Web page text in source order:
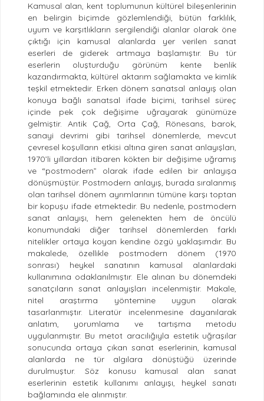
Kamusal alan, kent toplumunun kültürel bileşenlerinin
en belirgin biçimde gözlemlendiği, bütün farklılık,
uyum ve karşıtlıkların sergilendiği alanlar olarak öne
çıktığı için kamusal alanlarda yer verilen sanat
eserleri de giderek artmaya başlamıştır. Bu tür
eserlerin oluşturduğu görünüm kente benlik
kazandırmakta, kültürel aktarım sağlamakta ve kimlik
teşkil etmektedir. Erken dönem sanatsal anlayış olan
konuya bağlı sanatsal ifade biçimi, tarihsel süreç
içinde pek çok değişime uğrayarak günümüze
gelmiştir. Antik Çağ, Orta Çağ, Rönesans, barok,
sanayi devrimi gibi tarihsel dönemlerde, mevcut
çevresel koşulların etkisi altına giren sanat anlayışları,
1970’li yıllardan itibaren kökten bir değişime uğramış
ve “postmodern” olarak ifade edilen bir anlayışa
dönüşmüştür. Postmodern anlayış, burada sıralanmış
olan tarihsel dönem ayrımlarının tümüne karşı toptan
bir kopuşu ifade etmektedir. Bu nedenle, postmodern
sanat anlayışı, hem gelenekten hem de öncülü
konumundaki diğer tarihsel dönemlerden farklı
nitelikler ortaya koyan kendine özgü yaklaşımdır. Bu
makalede, özellikle postmodern dönem (1970
sonrası) heykel sanatının kamusal alanlardaki
kullanımına odaklanılmıştır. Ele alınan bu dönemdeki
sanatçıların sanat anlayışları incelenmiştir. Makale,
nitel araştırma yöntemine uygun olarak
tasarlanmıştır. Literatür incelenmesine dayanılarak
anlatım, yorumlama ve tartışma metodu
uygulanmıştır. Bu metot aracılığıyla estetik uğraşılar
sonucunda ortaya çıkan sanat eserlerinin, kamusal
alanlarda ne tür algılara dönüştüğü üzerinde
durulmuştur. Söz konusu kamusal alan sanat
eserlerinin estetik kullanımı anlayışı, heykel sanatı
bağlamında ele alınmıştır.